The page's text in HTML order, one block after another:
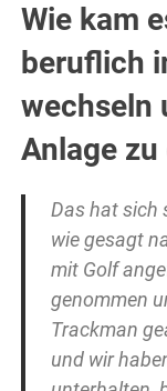
Wie kam
beruflich
wechseln
Anlage
Das hat sich
wie gesagt
mit Golf
genommen
Trackman
und wir